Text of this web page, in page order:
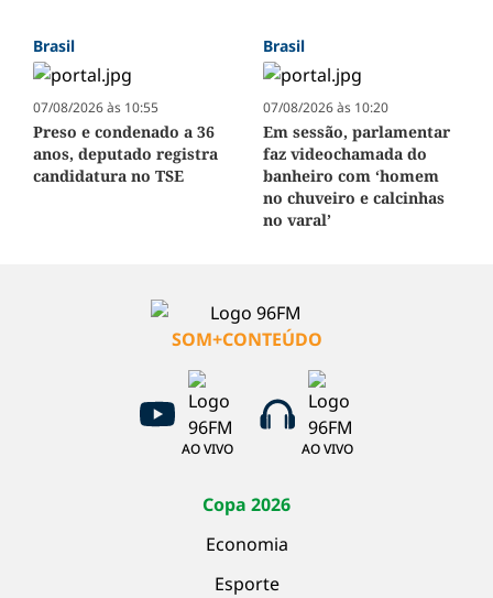
Brasil
07/08/2026 às 10:55
Preso e condenado a 36
anos, deputado registra
candidatura no TSE
Brasil
07/08/2026 às 10:20
Em sessão, parlamentar
faz videochamada do
banheiro com ‘homem
no chuveiro e calcinhas
no varal’
SOM+CONTEÚDO
AO VIVO AO VIVO
Copa 2026
Economia
Esporte